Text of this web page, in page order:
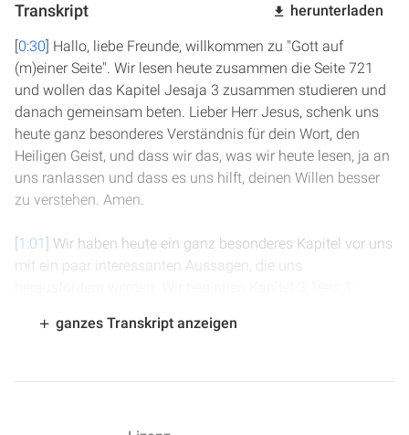
Transkript herunterladen
[0:30] Hallo, liebe Freunde, willkommen zu "Gott auf
(m)einer Seite". Wir lesen heute zusammen die Seite 721
und wollen das Kapitel Jesaja 3 zusammen studieren und
danach gemeinsam beten. Lieber Herr Jesus, schenk uns
heute ganz besonderes Verständnis für dein Wort, den
Heiligen Geist, und dass wir das, was wir heute lesen, ja an
uns ranlassen und dass es uns hilft, deinen Willen besser
zu verstehen. Amen.
[1:01] Wir haben heute ein ganz besonderes Kapitel vor uns
mit ein paar interessanten Aussagen, die uns
von Jerusalem und Juda Stab und Stütze weg, jede Stütze
ganzes Transkript anzeigen